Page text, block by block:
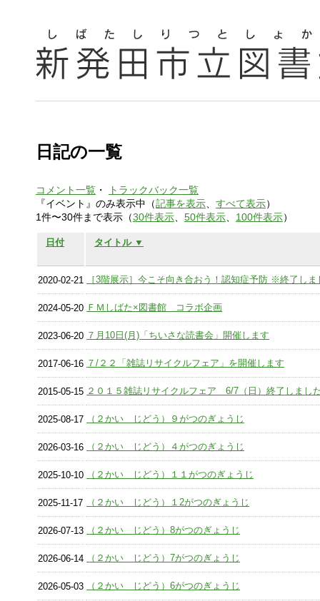
日記の一覧
コメント一覧 ・
トラックバック一覧
『イベント』のみ表示中（記事を表示 すべて表示）
1件〜30件まで表示（30件表示 50件表示 100件表示）
日付 タイトル ▼
2020-02-21 ［3階展示］今こそ向き合おう！認知症予防 ※終了しま
2024-05-20 ＦＭしばた×図書館 コラボ企画
2023-06-20 ７月10日(月)「ちいさな読書会」開催します
2017-06-16 ７/２２「雑誌リサイクルフェア」を開催します
2015-05-15 ２０１５雑誌リサイクルフェア 6/7（日）終了しまし
2025-08-17 （２かい じどう）９がつのぎょうじ
2026-03-16 （２かい じどう）４がつのぎょうじ
2025-10-10 （２かい じどう）１１がつのぎょうじ
2025-11-17 （２かい じどう）１2がつのぎょうじ
2026-07-13 （２かい じどう）8がつのぎょうじ
2026-06-14 （２かい じどう）7がつのぎょうじ
2026-05-03 （２かい じどう）6がつのぎょうじ